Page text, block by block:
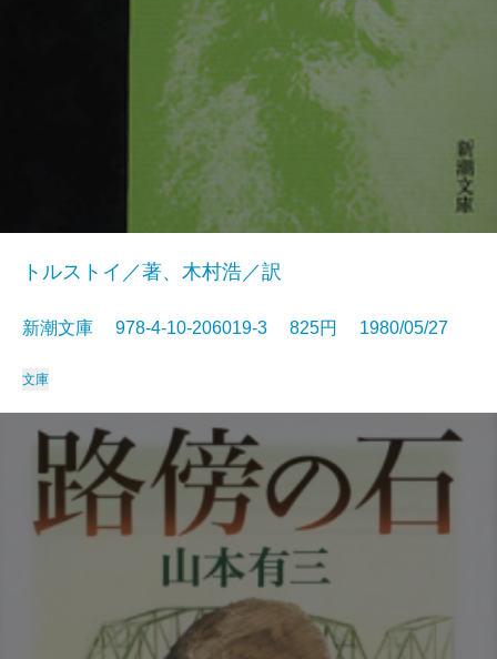
トルストイ／著、木村浩／訳
新潮文庫 978-4-10-206019-3 825円 1980/05/27
文庫